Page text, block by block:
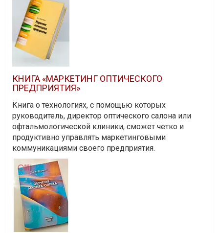
КНИГА «МАРКЕТИНГ ОПТИЧЕСКОГО
ПРЕДПРИЯТИЯ»
Книга о технологиях, с помощью которых
руководитель, директор оптического салона или
офтальмологической клиники, сможет четко и
продуктивно управлять маркетинговыми
коммуникациями своего предприятия.